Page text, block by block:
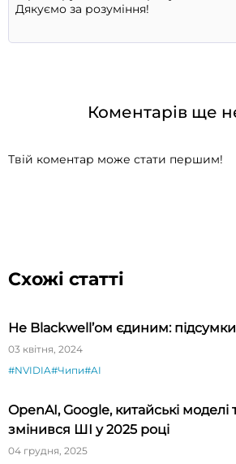
Коментарів ще
Твій коментар може стати першим!
Схожі статті
Не Blackwell’ом єдиним:
03 квітня, 2024
#NVIDIA#Чипи#AI
OpenAI, Google, китайські моделі
змінився ШІ у 2025 році
04 грудня, 2025